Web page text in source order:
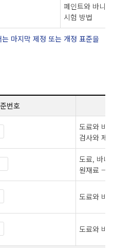
페인트와 바니
시험 방법
마지막 제정 또는 개정 표준을
번호
도료와 바
검사와 제
도료, 바니
원재료 —
도료와 바
도료와 바